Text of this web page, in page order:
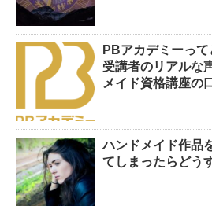
PBアカデミーっ
受講者のリアルな
メイド資格講座の
ハンドメイド作品
てしまったらどう